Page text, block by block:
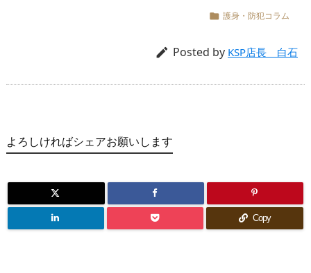
 護身・防犯コラム
 Posted by KSP店長 白石
よろしければシェアお願いします
Copy